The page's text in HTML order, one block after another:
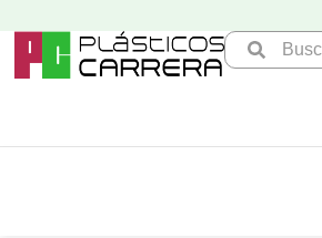
contenido
Search